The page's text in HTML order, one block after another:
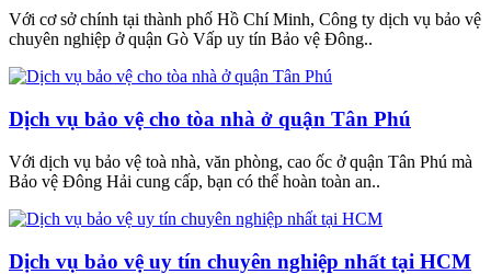
Với cơ sở chính tại thành phố Hồ Chí Minh, Công ty dịch vụ bảo vệ
chuyên nghiệp ở quận Gò Vấp uy tín Bảo vệ Đông..
Dịch vụ bảo vệ cho tòa nhà ở quận Tân Phú
Với dịch vụ bảo vệ toà nhà, văn phòng, cao ốc ở quận Tân Phú mà
Bảo vệ Đông Hải cung cấp, bạn có thể hoàn toàn an..
Dịch vụ bảo vệ uy tín chuyên nghiệp nhất tại HCM